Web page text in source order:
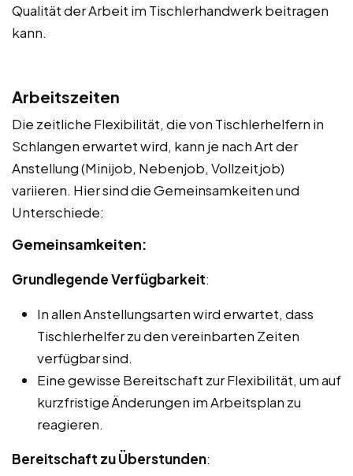
Qualität der Arbeit im Tischlerhandwerk beitragen
kann.
Arbeitszeiten
Die zeitliche Flexibilität, die von Tischlerhelfern in
Schlangen erwartet wird, kann je nach Art der
Anstellung (Minijob, Nebenjob, Vollzeitjob)
variieren. Hier sind die Gemeinsamkeiten und
Unterschiede:
Gemeinsamkeiten:
Grundlegende Verfügbarkeit:
In allen Anstellungsarten wird erwartet, dass
Tischlerhelfer zu den vereinbarten Zeiten
verfügbar sind.
Eine gewisse Bereitschaft zur Flexibilität, um auf
kurzfristige Änderungen im Arbeitsplan zu
reagieren.
Bereitschaft zu Überstunden: